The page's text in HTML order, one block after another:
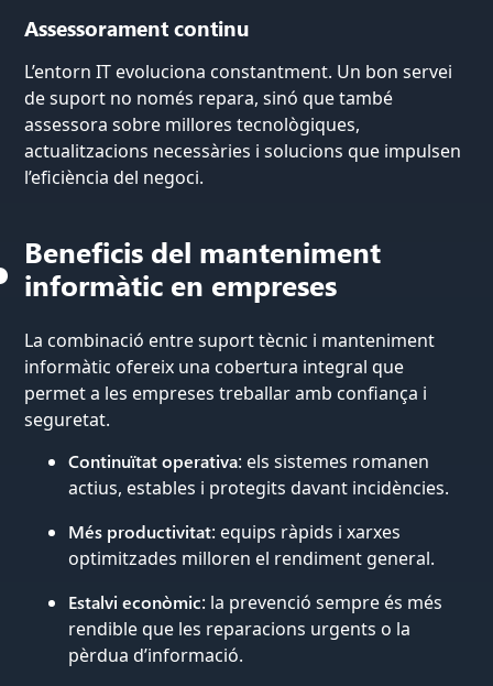
Assessorament continu
L’entorn IT evoluciona constantment. Un bon servei
de suport no només repara, sinó que també
assessora sobre millores tecnològiques,
actualitzacions necessàries i solucions que impulsen
l’eficiència del negoci.
Beneficis del manteniment
informàtic en empreses
La combinació entre suport tècnic i manteniment
informàtic ofereix una cobertura integral que
permet a les empreses treballar amb confiança i
seguretat.
Continuïtat operativa: els sistemes romanen
actius, estables i protegits davant incidències.
Més productivitat: equips ràpids i xarxes
optimitzades milloren el rendiment general.
Estalvi econòmic: la prevenció sempre és més
rendible que les reparacions urgents o la
pèrdua d’informació.